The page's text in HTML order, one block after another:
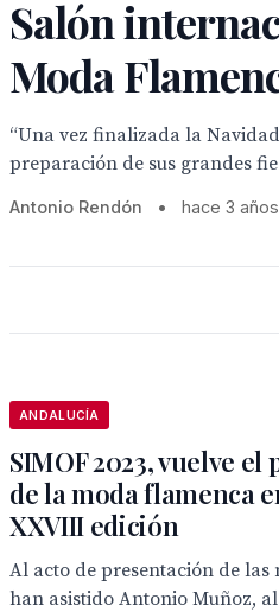
Salón
Moda
“Una vez finalizada la
preparación de sus grandes
Antonio Rendón • hace 3 años
ANDALUCÍA
SIMOF 2023, vuelve
de la moda flamenca
XXVIII edición
Al acto de presentación de las
han asistido Antonio Muñoz,